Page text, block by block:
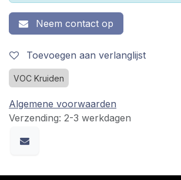
Neem contact op
Toevoegen aan verlanglijst
VOC Kruiden
Algemene voorwaarden
Verzending: 2-3 werkdagen